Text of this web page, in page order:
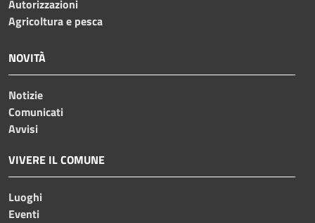
Autorizzazioni
Agricoltura e pesca
NOVITÀ
Notizie
Comunicati
Avvisi
VIVERE IL COMUNE
Luoghi
Eventi